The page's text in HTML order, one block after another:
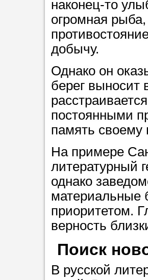
репетитора.
Мы
в
советам,
репетитора
Совет 3.
студент-
хорошо
задачей. Он
цена ниже, и
найдет
наконец-то
огромная рыба,
добычу.
Однако он
берег выносит
постоянными
память своему
На примере
литературный
однако
материальные
приоритетом.
верность
Поиск
В русской